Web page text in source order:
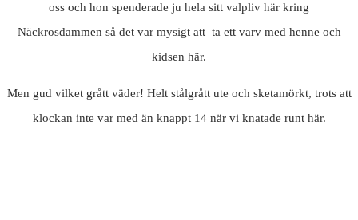
oss och hon spenderade ju hela sitt valpliv här kring
Näckrosdammen så det var mysigt att ta ett varv med henne och
kidsen här.
Men gud vilket grått väder! Helt stålgrått ute och sketamörkt, trots att
klockan inte var med än knappt 14 när vi knatade runt här.